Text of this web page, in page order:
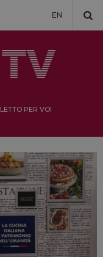
EN
LETTO PER VOI